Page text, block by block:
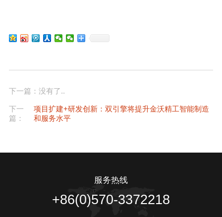
下一篇：没有了..
下一
篇：
项目扩建+研发创新：双引擎将提升金沃精工智能制造
和服务水平
服务热线
+86(0)570-3372218